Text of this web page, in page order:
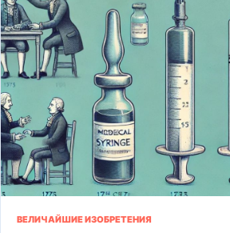
ВЕЛИЧАЙШИЕ ИЗОБРЕТЕНИЯ